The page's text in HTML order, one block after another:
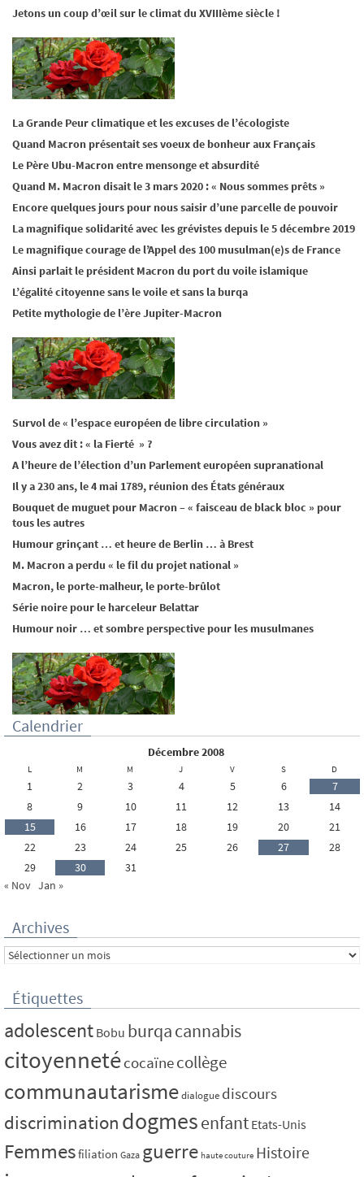
Jetons un coup d’œil sur le climat du XVIIIème siècle !
La Grande Peur climatique et les excuses de l’écologiste
Quand Macron présentait ses voeux de bonheur aux Français
Le Père Ubu-Macron entre mensonge et absurdité
Quand M. Macron disait le 3 mars 2020 : « Nous sommes prêts »
Encore quelques jours pour nous saisir d’une parcelle de pouvoir
La magnifique solidarité avec les grévistes depuis le 5 décembre 2019
Le magnifique courage de l’Appel des 100 musulman(e)s de France
Ainsi parlait le président Macron du port du voile islamique
L’égalité citoyenne sans le voile et sans la burqa
Petite mythologie de l’ère Jupiter-Macron
Survol de « l’espace européen de libre circulation »
Vous avez dit : « la Fierté » ?
A l’heure de l’élection d’un Parlement européen supranational
Il y a 230 ans, le 4 mai 1789, réunion des États généraux
Bouquet de muguet pour Macron – « faisceau de black bloc » pour
tous les autres
Humour grinçant … et heure de Berlin … à Brest
M. Macron a perdu « le fil du projet national »
Macron, le porte-malheur, le porte-brûlot
Série noire pour le harceleur Belattar
Humour noir … et sombre perspective pour les musulmanes
Calendrier
décembre 2008
L M M J V S D
1 2 3 4 5 6
7
8
9 10 11 12 13
14
15
16 17 18 19 20
21
22
23 24 25 26 27
28
29
30
31
« Nov Jan »
Archives
Archives
Étiquettes
adolescent Bobu burqacannabis
citoyennetécocaïnecollège
communautarismedialogue discours
discrimination dogmesenfant Etats-Unis
Femmesfiliation Gaza guerre haute couture Histoire